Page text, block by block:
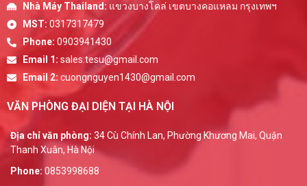
Nhà Máy Thailand: แขวงบางโคล่ เขตบางคอแหลม กรุงเทพฯ
MST: 0317317479
Phone: 0903941430
Email 1: sales.tesu@gmail.com
Email 2: cuongnguyen1430@gmail.com
VĂN PHÒNG ĐẠI DIỆN TẠI HÀ NỘI
Địa chỉ văn phòng: 34 Cù Chính Lan, Phường Khương Mai, Quận
Thanh Xuân, Hà Nội
Phone: 0853998688